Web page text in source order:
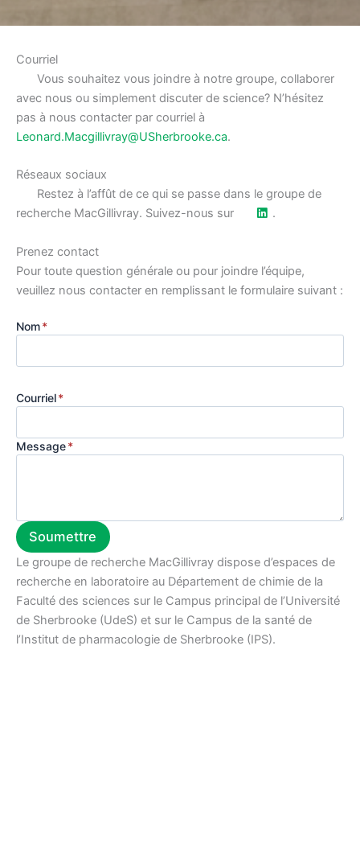
Courriel
Vous souhaitez vous joindre à notre groupe, collaborer
avec nous ou simplement discuter de science? N’hésitez
pas à nous contacter par courriel à
Leonard.Macgillivray@USherbrooke.ca.
Réseaux sociaux
Restez à l’affût de ce qui se passe dans le groupe de
recherche MacGillivray. Suivez-nous sur
.
Prenez contact
Pour toute question générale ou pour joindre l’équipe,
veuillez nous contacter en remplissant le formulaire suivant :
Nom*
Courriel*
Message*
Soumettre
Le groupe de recherche MacGillivray dispose d’espaces de
recherche en laboratoire au Département de chimie de la
Faculté des sciences sur le Campus principal de l’Université
de Sherbrooke (UdeS) et sur le Campus de la santé de
l’Institut de pharmacologie de Sherbrooke (IPS).